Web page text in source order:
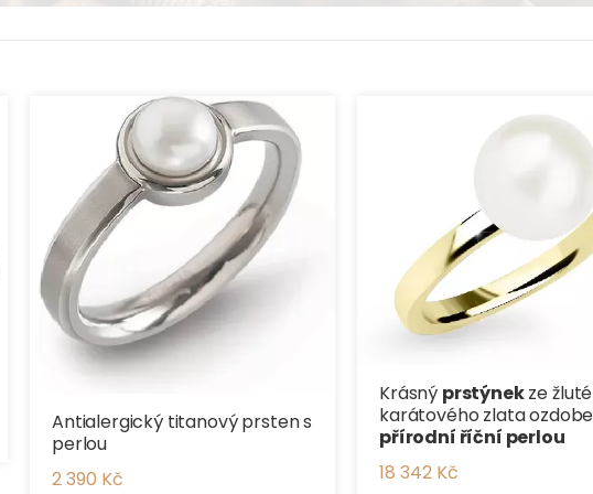
Antialergický titanový prsten s
perlou
2 390 Kč
Krásný prstýnekze
karátového zlata
přírodní říční perlou
18 342 Kč